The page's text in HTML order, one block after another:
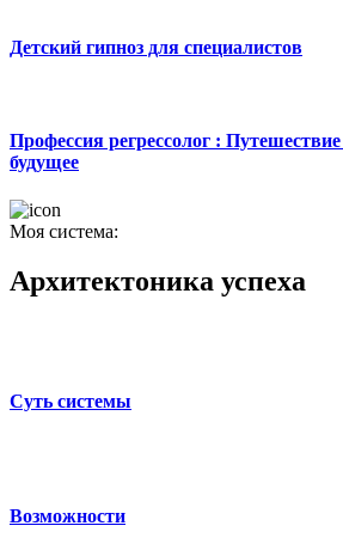
Детский гипноз для специалистов
Профессия регрессолог :
будущее
Моя система:
Архитектоника успеха
Суть системы
Возможности